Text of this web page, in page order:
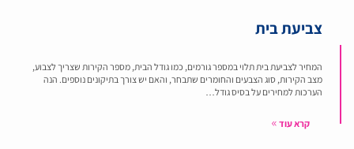
צביעת בית
המחיר לצביעת בית תלוי במספר גורמים, כמו גודל הבית, מספר הקירות שצריך לצבוע,
מצב הקירות, סוג הצבעים והחומרים שתבחר, והאם יש צורך בתיקונים נוספים. הנה
הערכות למחירים על בסיס גודל…
קרא עוד